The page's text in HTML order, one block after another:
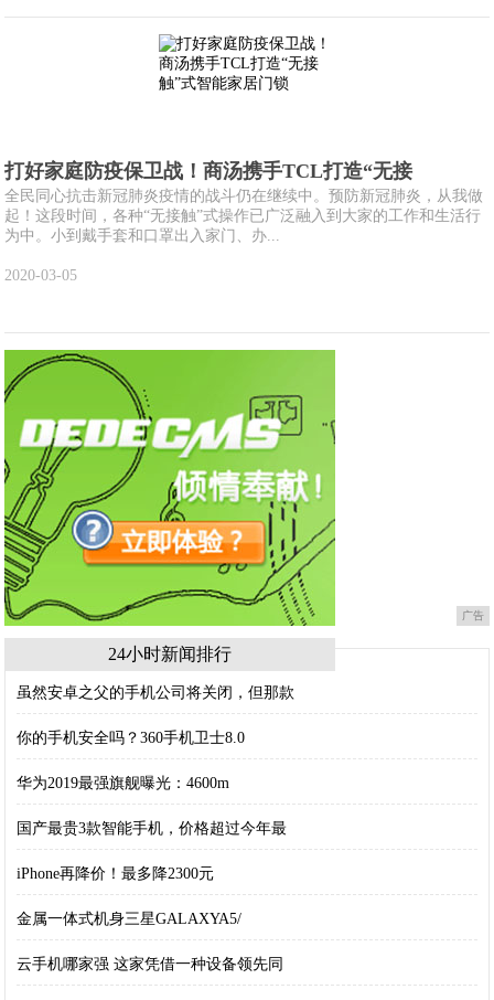
打好家庭防疫保卫战！商汤携手TCL打造“无接
全民同心抗击新冠肺炎疫情的战斗仍在继续中。预防新冠肺炎，从我做
起！这段时间，各种“无接触”式操作已广泛融入到大家的工作和生活行
为中。小到戴手套和口罩出入家门、办...
2020-03-05
广告
24小时新闻排行
虽然安卓之父的手机公司将关闭，但那款
你的手机安全吗？360手机卫士8.0
华为2019最强旗舰曝光：4600m
国产最贵3款智能手机，价格超过今年最
iPhone再降价！最多降2300元
金属一体式机身三星GALAXYA5/
云手机哪家强 这家凭借一种设备领先同